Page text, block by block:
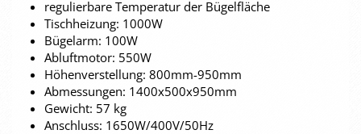
regulierbare Temperatur der Bügelfläche
Tischheizung: 1000W
Bügelarm: 100W
Abluftmotor: 550W
Höhenverstellung: 800mm-950mm
Abmessungen: 1400x500x950mm
Gewicht: 57 kg
Anschluss: 1650W/400V/50Hz